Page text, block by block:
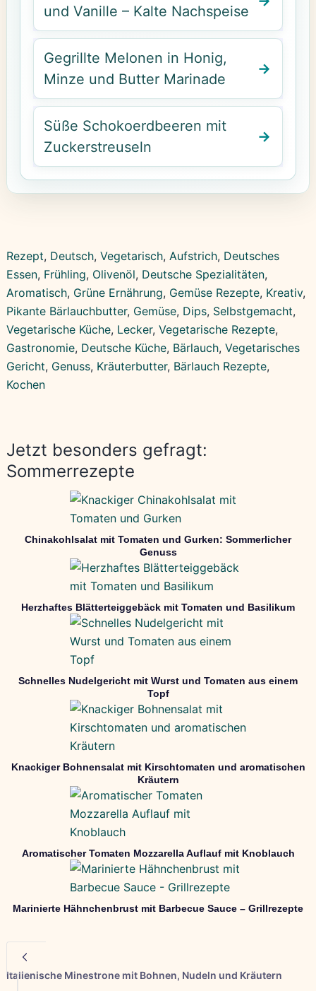
und Vanille – Kalte Nachspeise
Gegrillte Melonen in Honig,
Minze und Butter Marinade
Süße Schokoerdbeeren mit
Zuckerstreuseln
Rezept, Deutsch, Vegetarisch, Aufstrich, Deutsches
Essen, Frühling, Olivenöl, Deutsche Spezialitäten
Aromatisch, Grüne Ernährung, Gemüse Rezepte, Kreativ
Pikante Bärlauchbutter, Gemüse, Dips, Selbstgemacht
Vegetarische Küche, Lecker, Vegetarische Rezepte
Gastronomie, Deutsche Küche, Bärlauch, Vegetarisches
Gericht, Genuss, Kräuterbutter, Bärlauch Rezepte
Kochen
Jetzt besonders gefragt:
Sommerrezepte
Chinakohlsalat mit Tomaten und Gurken: Sommerlicher
Genuss
Herzhaftes Blätterteiggebäck mit Tomaten und Basilikum
Schnelles Nudelgericht mit Wurst und Tomaten aus einem
Topf
Knackiger Bohnensalat mit Kirschtomaten und aromatischen
Kräutern
Aromatischer Tomaten Mozzarella Auflauf mit Knoblauch
Marinierte Hähnchenbrust mit Barbecue Sauce – Grillrezepte
Italienische Minestrone mit Bohnen, Nudeln und Kräutern